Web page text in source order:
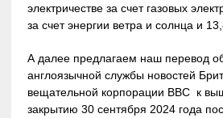
электричестве за счет газовых
за счет энергии ветра и солнца и
А далее предлагаем наш перевод
англоязычной службы новостей
вещательной корпорации BBC к
закрытию 30 сентября 2024 года